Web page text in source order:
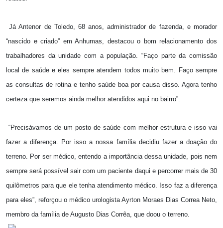
Já Antenor de Toledo, 68 anos, administrador de fazenda, e morador
“nascido e criado” em Anhumas, destacou o bom relacionamento dos
trabalhadores da unidade com a população. “Faço parte da comissão
local de saúde e eles sempre atendem todos muito bem. Faço sempre
as consultas de rotina e tenho saúde boa por causa disso. Agora tenho
certeza que seremos ainda melhor atendidos aqui no bairro”.
“Precisávamos de um posto de saúde com melhor estrutura e isso vai
fazer a diferença. Por isso a nossa família decidiu fazer a doação do
terreno. Por ser médico, entendo a importância dessa unidade, pois nem
sempre será possível sair com um paciente daqui e percorrer mais de 30
quilômetros para que ele tenha atendimento médico. Isso faz a diferença
para eles”, reforçou o médico urologista Ayrton Moraes Dias Correa Neto,
membro da família de Augusto Dias Corrêa, que doou o terreno.